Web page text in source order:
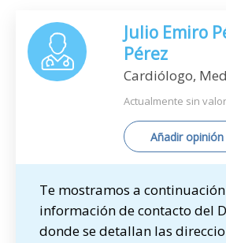
Julio Emiro
Pérez
Cardiólogo,
Actualmente sin
Añadir opinión
Te mostramos a
información de contacto del
donde se detallan las